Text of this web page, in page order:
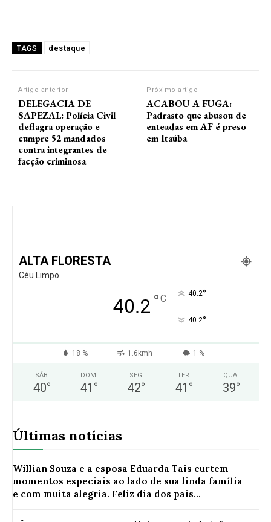
TAGS destaque
Artigo anterior
DELEGACIA DE
SAPEZAL: Polícia Civil
deflagra operação e
cumpre 52 mandados
contra integrantes de
facção criminosa
Próximo artigo
ACABOU A FUGA:
Padrasto que abusou de
enteadas em AF é preso
em Itaúba
ALTA FLORESTA
Céu Limpo
40.2 °C 40.2°
40.2°
18 % 1.6kmh 1 %
SÁB
40°
DOM
41 °
SEG
42°
TER
41 °
QUA
39°
Últimas notícias
Willian Souza e a esposa Eduarda Tais curtem
momentos especiais ao lado de sua linda família
e com muita alegria. Feliz dia dos pais...